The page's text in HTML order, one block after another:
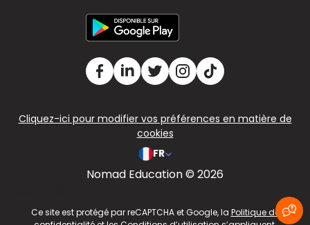
Cliquez-ici pour modifier vos préférences en matière de
cookies
FR
Nomad Education © 2026
Ce site est protégé par reCAPTCHA et Google, la Politique de